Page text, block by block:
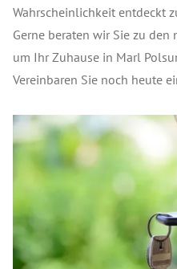
Wahrscheinlichkeit entdeckt
Gerne beraten wir Sie zu
um Ihr Zuhause in Marl
Vereinbaren Sie noch heute